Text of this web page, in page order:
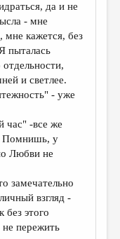
да и не
- мне
мне кажется, без
пыталась
и светлее.
- уже
час" -все же
Помнишь, у
Любви не
замечательно
взгляд -
без этого
пережить